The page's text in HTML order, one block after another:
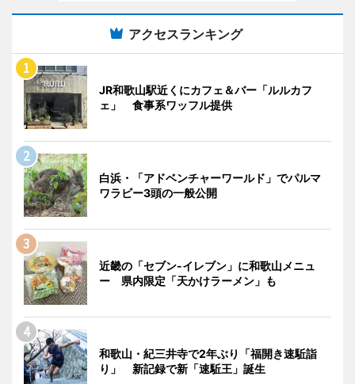
アクセスランキング
JR和歌山駅近くにカフェ＆バー「ルルカフ
ェ」 食事系ワッフル提供
白浜・「アドベンチャーワールド」でパルマ
ワラビー3頭の一般公開
近畿の「セブン-イレブン」に和歌山メニュ
ー 県内限定「天かけラーメン」も
和歌山・紀三井寺で2年ぶり「福開き速駈詣
り」 新記録で新「速駈王」誕生